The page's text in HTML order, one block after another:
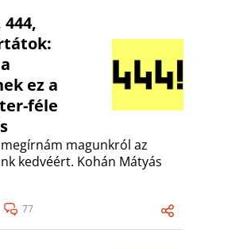
ez a
féle
magunkról az
kedvéért. Kohán Mátyás
77